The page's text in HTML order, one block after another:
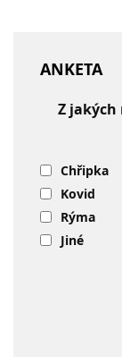
ANKETA
Z
Chřipka
Kovid
Rýma
Jiné